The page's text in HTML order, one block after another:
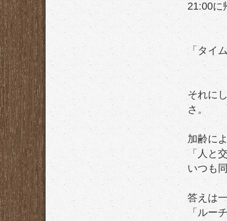
21:00
「タイ
それに
さ。
加齢に
「人と
いつも
答えは
「ルー